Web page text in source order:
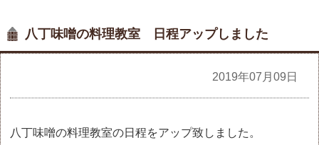
八丁味噌の料理教室 日程アップしました
2019年07月09日
八丁味噌の料理教室の日程をアップ致しました。